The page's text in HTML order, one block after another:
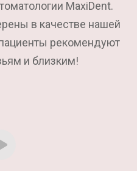
MaxiDent.
в качестве нашей
рекомендуют
и близким!